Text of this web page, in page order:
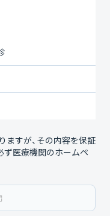
すが、その内容を保証
ず医療機関のホームペ